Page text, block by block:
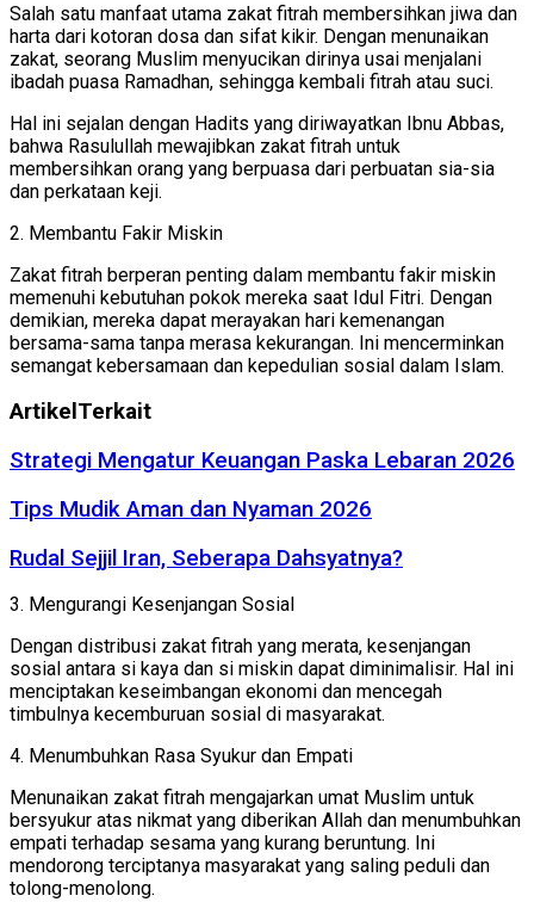
Salah satu manfaat utama zakat fitrah membersihkan jiwa dan
harta dari kotoran dosa dan sifat kikir. Dengan menunaikan
zakat, seorang Muslim menyucikan dirinya usai menjalani
ibadah puasa Ramadhan, sehingga kembali fitrah atau suci.
Hal ini sejalan dengan Hadits yang diriwayatkan Ibnu Abbas,
bahwa Rasulullah mewajibkan zakat fitrah untuk
membersihkan orang yang berpuasa dari perbuatan sia-sia
dan perkataan keji.
2. Membantu Fakir Miskin
Zakat fitrah berperan penting dalam membantu fakir miskin
memenuhi kebutuhan pokok mereka saat Idul Fitri. Dengan
demikian, mereka dapat merayakan hari kemenangan
bersama-sama tanpa merasa kekurangan. Ini mencerminkan
semangat kebersamaan dan kepedulian sosial dalam Islam.
Artikel Terkait
Strategi Mengatur Keuangan Paska Lebaran 2026
Tips Mudik Aman dan Nyaman 2026
Rudal Sejjil Iran, Seberapa Dahsyatnya?
3. Mengurangi Kesenjangan Sosial
Dengan distribusi zakat fitrah yang merata, kesenjangan
sosial antara si kaya dan si miskin dapat diminimalisir. Hal ini
menciptakan keseimbangan ekonomi dan mencegah
timbulnya kecemburuan sosial di masyarakat.
4. Menumbuhkan Rasa Syukur dan Empati
Menunaikan zakat fitrah mengajarkan umat Muslim untuk
bersyukur atas nikmat yang diberikan Allah dan menumbuhkan
empati terhadap sesama yang kurang beruntung. Ini
mendorong terciptanya masyarakat yang saling peduli dan
tolong-menolong.